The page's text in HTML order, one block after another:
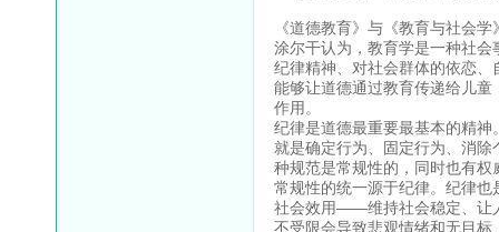
《道德教育》与《教育与社会学
涂尔干认为，教育学是一种社
纪律精神、对社会群体的依恋
能够让道德通过教育传递给儿
作用。
纪律是道德最重要最基本的精
就是确定行为、固定行为、消
种规范是常规性的，同时也有
常规性的统一源于纪律。纪律
社会效用——维持社会稳定、让
不受限会导致悲观情绪和无目